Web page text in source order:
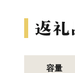
容量